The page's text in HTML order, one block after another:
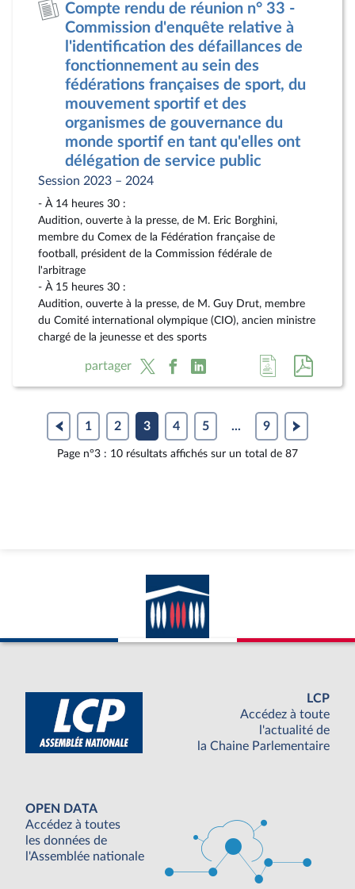
document
pdf
Compte rendu de réunion n° 33 -
Commission d'enquête relative à
l'identification des défaillances de
fonctionnement au sein des
fédérations françaises de sport, du
mouvement sportif et des
organismes de gouvernance du
monde sportif en tant qu'elles ont
délégation de service public
Session 2023 – 2024
- À 14 heures 30 :
Audition, ouverte à la presse, de M. Eric Borghini,
membre du Comex de la Fédération française de
football, président de la Commission fédérale de
l'arbitrage
- À 15 heures 30 :
Audition, ouverte à la presse, de M. Guy Drut, membre
du Comité international olympique (CIO), ancien ministre
chargé de la jeunesse et des sports
partager
Accéder
à
page
du
au
au
format
1 2 3 4 5 ... 9
Page n°3 : 10 résultats affichés sur un total de 87
LCP
Accédez à toute
l'actualité de
la Chaine Parlementaire
OPEN DATA
Accédez à toutes
les données de
l'Assemblée nationale